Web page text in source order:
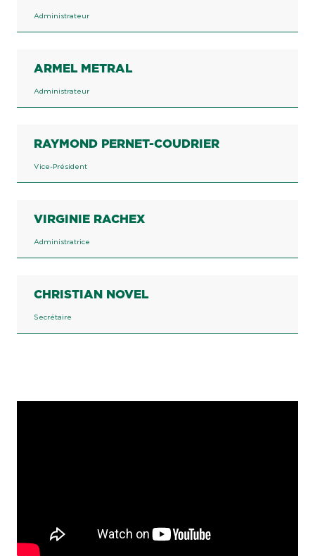
Administrateur
ARMEL METRAL
Administrateur
RAYMOND PERNET-COUDRIER
Vice-Président
VIRGINIE RACHEX
Administratrice
CHRISTIAN NOVEL
Secrétaire